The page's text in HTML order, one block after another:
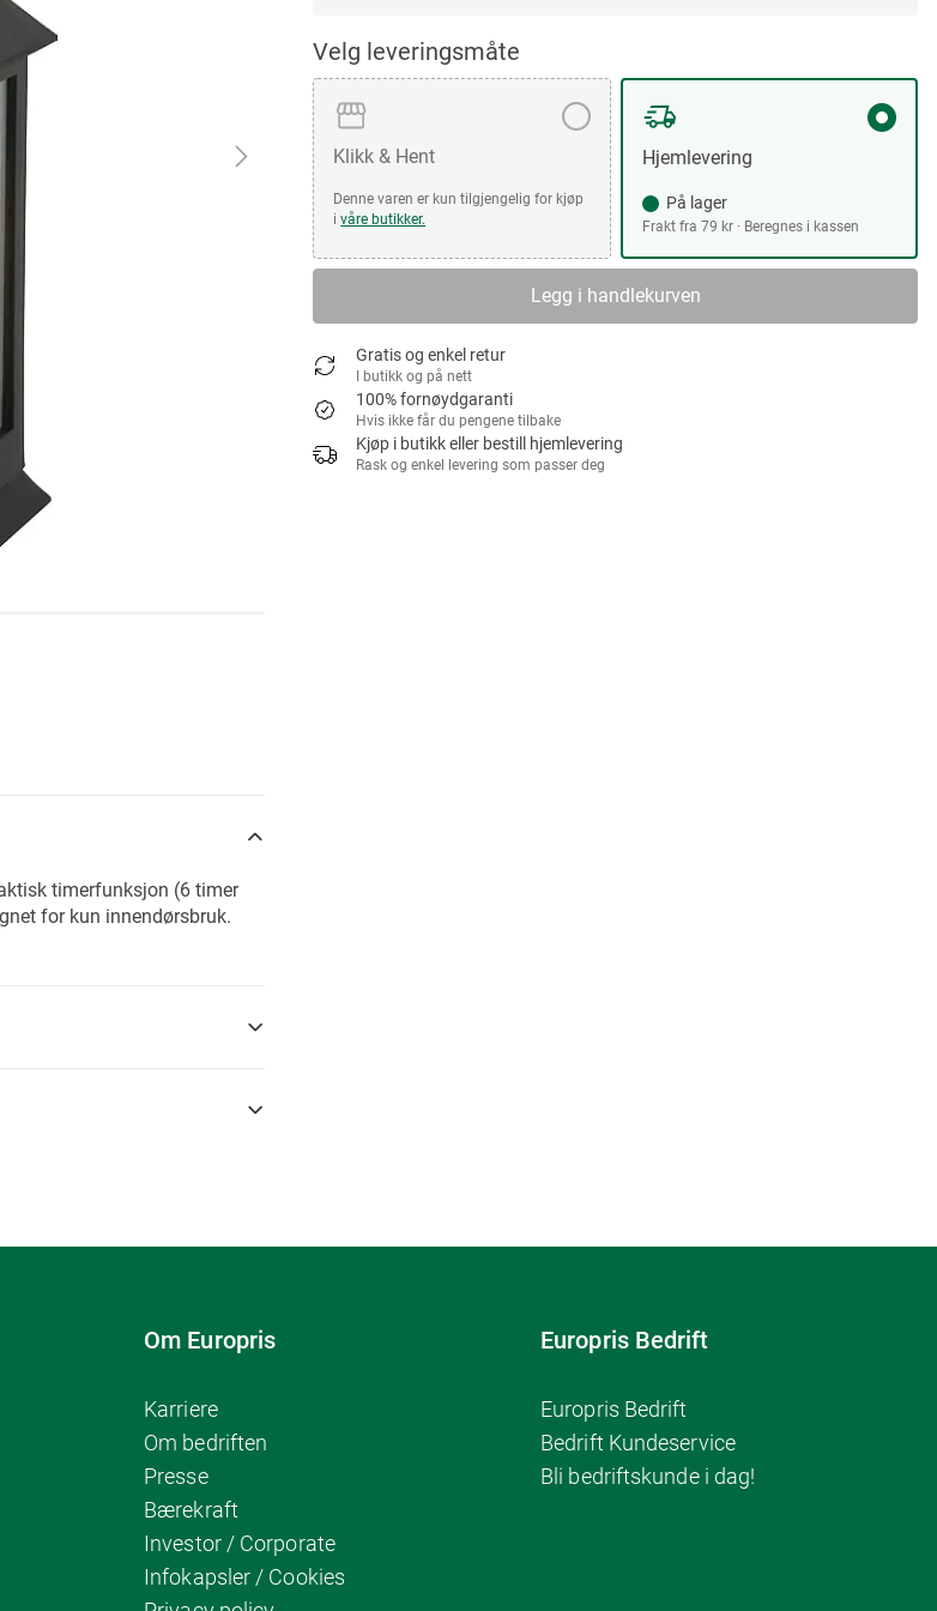
Velg leveringsmåte
Klikk & Hent
Denne varen er kun tilgjengelig for kjøp
ivåre butikker.
Hjemlevering
På lager
Frakt fra 79 kr · Beregnes i kassen
Legg i handlekurven
Gratis og enkel retur
I butikk og på nett
100% fornøydgaranti
Hvis ikke får du pengene tilbake
Kjøp i butikk eller bestill hjemlevering
Rask og enkel levering som passer deg
timerfunksjon (6 timer
for kun innendørsbruk.
Om Europris
Karriere
Om bedriften
Presse
Bærekraft
Investor / Corporate
Infokapsler / Cookies
Europris Bedrift
Europris Bedrift
Bedrift Kundeservice
Bli bedriftskunde i dag!